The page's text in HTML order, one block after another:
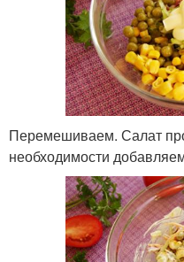
Перемешиваем. Салат
необходимости